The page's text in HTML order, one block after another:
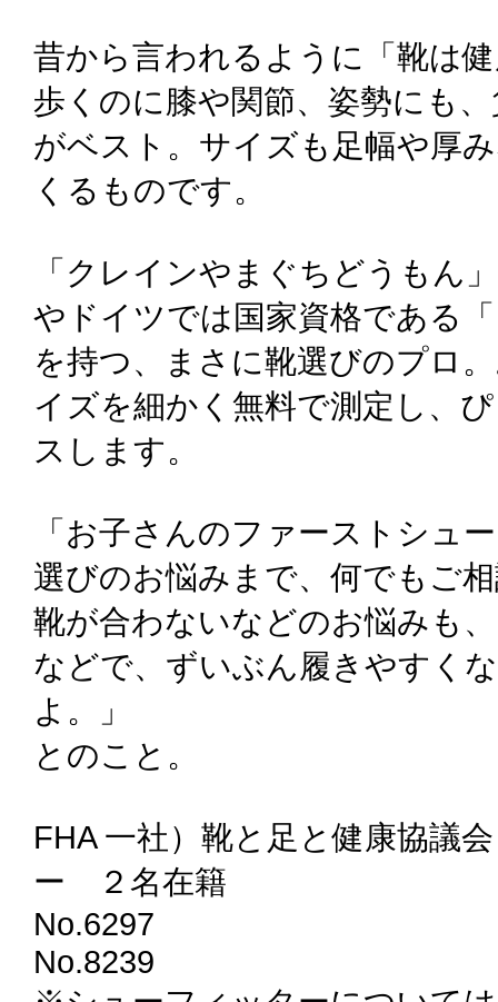
昔から言われるように「靴は
歩くのに膝や関節、姿勢にも
がベスト。サイズも足幅や厚
くるものです。
「クレインやまぐちどうもん
やドイツでは国家資格である
を持つ、まさに靴選びのプロ
イズを細かく無料で測定し、
スします。
「お子さんのファーストシュ
選びのお悩みまで、何でもご
靴が合わないなどのお悩みも
などで、ずいぶん履きやすく
よ。」
とのこと。
FHA 一社）靴と足と健康協議
ー ２名在籍
No.6297
No.8239